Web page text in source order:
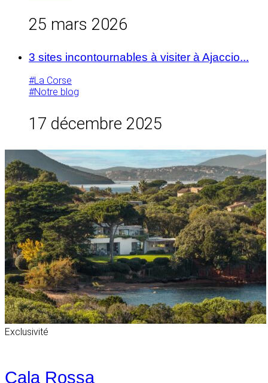
25 mars 2026
3 sites incontournables à visiter à Ajaccio...
#La Corse
#Notre blog
17 décembre 2025
Exclusivité
Cala Rossa